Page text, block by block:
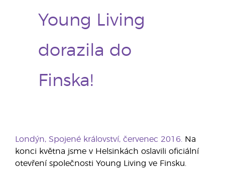
Young Living
dorazila do
Finska!
Londýn, Spojené království, červenec 2016.
Na
konci května jsme v Helsinkách oslavili oficiální
otevření společnosti Young Living ve Finsku.